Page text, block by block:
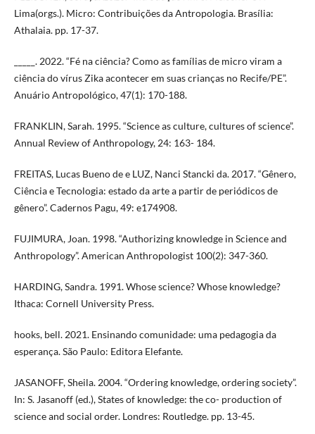
Lima(orgs.). Micro: Contribuições da Antropologia. Brasília:
Athalaia. pp. 17-37.
_____. 2022. “Fé na ciência? Como as famílias de micro viram a
ciência do vírus Zika acontecer em suas crianças no Recife/PE”.
Anuário Antropológico, 47(1): 170-188.
FRANKLIN, Sarah. 1995. “Science as culture, cultures of science”.
Annual Review of Anthropology, 24: 163- 184.
FREITAS, Lucas Bueno de e LUZ, Nanci Stancki da. 2017. “Gênero,
Ciência e Tecnologia: estado da arte a partir de periódicos de
gênero”. Cadernos Pagu, 49: e174908.
FUJIMURA, Joan. 1998. “Authorizing knowledge in Science and
Anthropology”. American Anthropologist 100(2): 347-360.
HARDING, Sandra. 1991. Whose science? Whose knowledge?
Ithaca: Cornell University Press.
hooks, bell. 2021. Ensinando comunidade: uma pedagogia da
esperança. São Paulo: Editora Elefante.
JASANOFF, Sheila. 2004. “Ordering knowledge, ordering society”.
In: S. Jasanoff (ed.), States of knowledge: the co- production of
science and social order. Londres: Routledge. pp. 13-45.